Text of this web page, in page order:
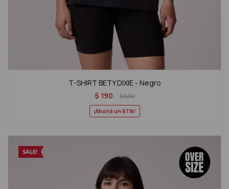
T-SHIRT BETY DIXIE - Negro
$ 190 $590
67